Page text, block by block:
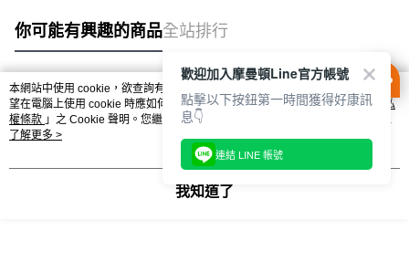
你可能有興趣的商品全站排行
熱門標籤
本網站中使用 cookie，欲查詢有關本網站使用 cookie 方式之詳情，及若您不希
望在電腦上使用 cookie 時應如何變更電腦的 cookie 設定，請參閱本網站「
隱私
權條款 」之 Cookie 聲明。您繼續使用本網站即表示您同意本公司得按本網站使
用條款之 Cookie 聲明使用 cookie。
了解更多 >
我知道了
歡迎加入摩曼頓Line官方帳號
點擊以下按鈕第一時間獲得好康訊
息👇
連結 LINE 帳號